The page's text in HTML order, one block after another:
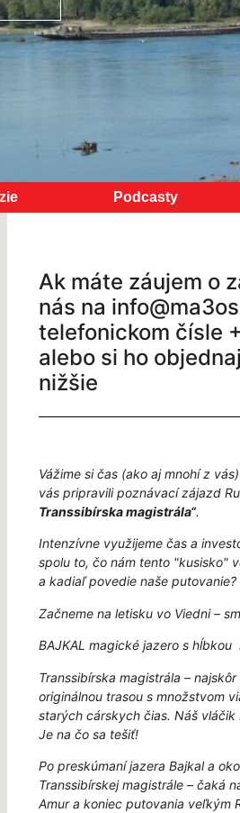
Podcasty
Ak máte záujem o
nás na
telefonickom čísle
alebo si ho
nižšie
Vážime si čas (ako aj mnohí z
vás pripravili poznávací zájazd
Transsibírska magistrála“.
Intenzívne využijeme čas a
spolu to, čo nám tento "kusisko"
a kadiaľ povedie naše putovanie?
Začneme na letisku vo Viedni –
BAJKAL magické jazero s
Transsibírska magistrála –
originálnou trasou s množstvom
starých cárskych čias. Náš
Je na čo sa tešiť!
Po preskúmaní jazera Bajkal a
Transsibírskej magistrále – čaká
Amur a koniec putovania veľkým